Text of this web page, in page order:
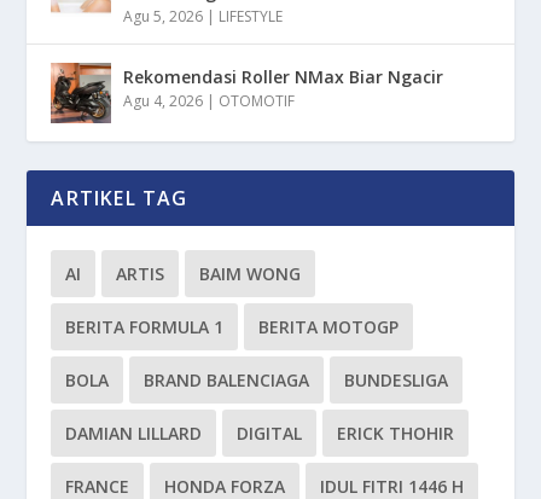
Agu 5, 2026 | LIFESTYLE
Rekomendasi Roller NMax Biar Ngacir
Agu 4, 2026 | OTOMOTIF
ARTIKEL TAG
AI ARTIS BAIM WONG
BERITA FORMULA 1 BERITA MOTOGP
BOLA BRAND BALENCIAGA BUNDESLIGA
DAMIAN LILLARD DIGITAL ERICK THOHIR
FRANCE HONDA FORZA IDUL FITRI 1446 H